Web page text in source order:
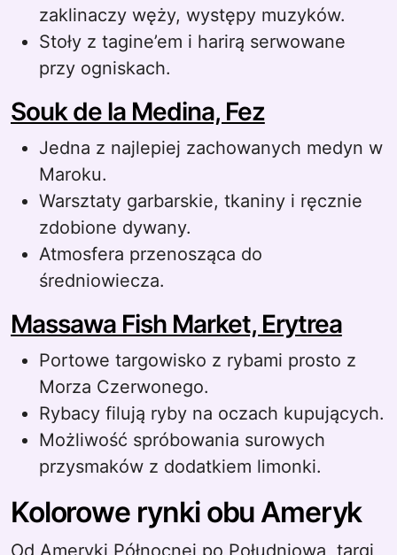
zaklinaczy węży, występy muzyków.
Stoły z tagine’em i harirą serwowane
przy ogniskach.
Souk de la Medina, Fez
Jedna z najlepiej zachowanych medyn w
Maroku.
Warsztaty garbarskie, tkaniny i ręcznie
zdobione dywany.
Atmosfera przenosząca do
średniowiecza.
Massawa Fish Market, Erytrea
Portowe targowisko z rybami prosto z
Morza Czerwonego.
Rybacy filują ryby na oczach kupujących.
Możliwość spróbowania surowych
przysmaków z dodatkiem limonki.
Kolorowe rynki obu Ameryk
Od Ameryki Północnej po Południową, targi